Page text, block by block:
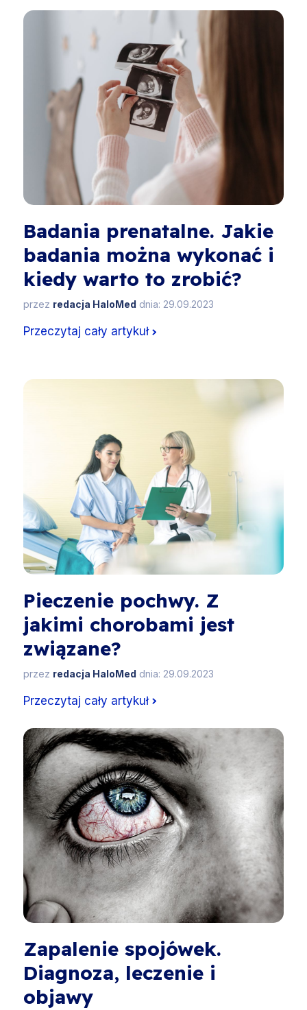
Badania prenatalne. Jakie
badania można wykonać i
kiedy warto to zrobić?
przez redacja HaloMed dnia: 29.09.2023
Przeczytaj cały artykuł
Pieczenie pochwy. Z
jakimi chorobami jest
związane?
przez redacja HaloMed dnia: 29.09.2023
Przeczytaj cały artykuł
Zapalenie spojówek.
Diagnoza, leczenie i
objawy